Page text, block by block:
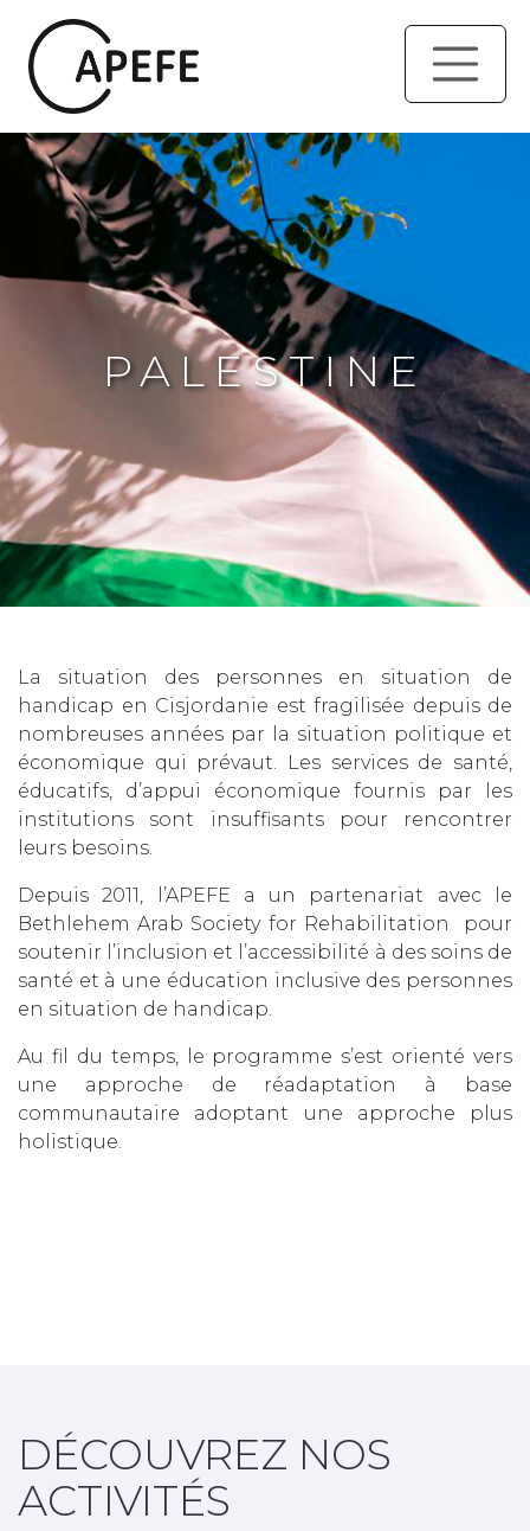
PALESTINE
La situation des personnes en situation de
handicap en Cisjordanie est fragilisée depuis de
nombreuses années par la situation politique et
économique qui prévaut. Les services de santé,
éducatifs, d’appui économique fournis par les
institutions sont insuffisants pour rencontrer
leurs besoins.
Depuis 2011, l’APEFE a un partenariat avec le
Bethlehem Arab Society for Rehabilitation pour
soutenir l’inclusion et l’accessibilité à des soins de
santé et à une éducation inclusive des personnes
en situation de handicap.
Au fil du temps, le programme s’est orienté vers
une approche de réadaptation à base
communautaire adoptant une approche plus
holistique.
DÉCOUVREZ NOS
ACTIVITÉS